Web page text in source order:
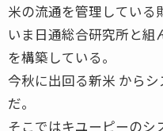
米の流通を管理している
いま日通総合研究所と組
を構築している。
今秋に出回る新米 から
だ。
そこではキユーピーのシ